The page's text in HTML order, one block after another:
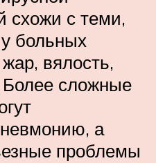
схожи с теми,
больных
вялость,
сложные
а
проблемы